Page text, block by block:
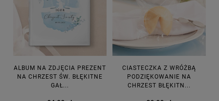
ALBUM NA ZDJĘCIA PREZENT
NA CHRZEST ŚW. BŁĘKITNE
GAŁ...
CIASTECZKA Z WRÓŻBĄ
PODZIĘKOWANIE NA
CHRZEST BŁĘKITN...